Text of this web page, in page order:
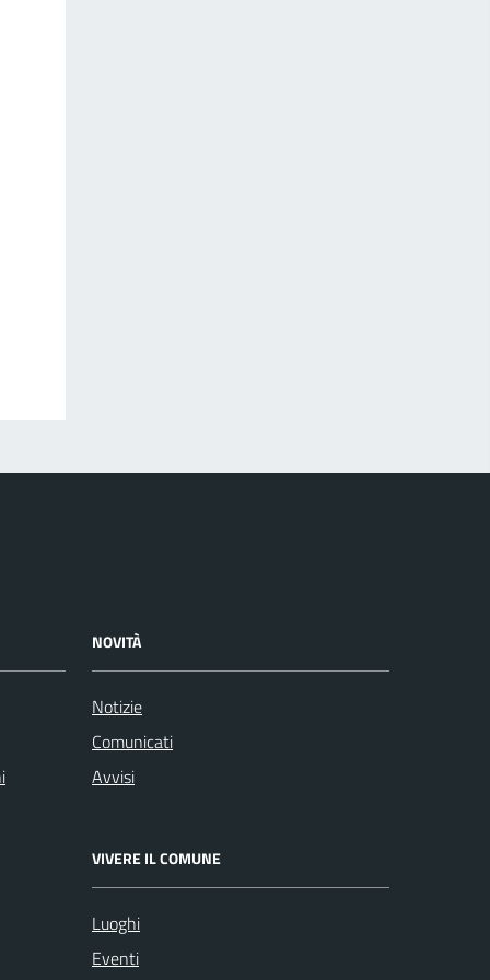
NOVITÀ
Notizie
Comunicati
Avvisi
VIVERE IL COMUNE
Luoghi
Eventi